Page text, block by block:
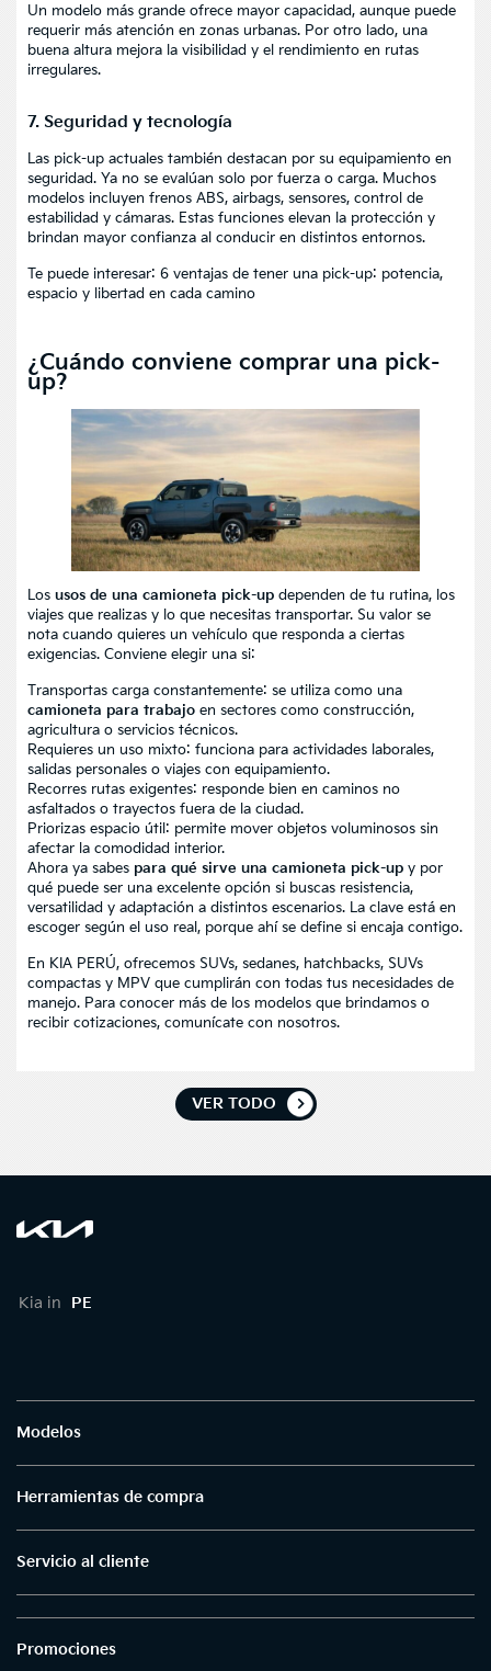
Un modelo más grande ofrece mayor capacidad, aunque puede
requerir más atención en zonas urbanas. Por otro lado, una
buena altura mejora la visibilidad y el rendimiento en rutas
irregulares.
7. Seguridad y tecnología
Las pick-up actuales también destacan por su equipamiento en
seguridad. Ya no se evalúan solo por fuerza o carga. Muchos
modelos incluyen frenos ABS, airbags, sensores, control de
estabilidad y cámaras. Estas funciones elevan la protección y
brindan mayor confianza al conducir en distintos entornos.
Te puede interesar: 6 ventajas de tener una pick-up: potencia,
espacio y libertad en cada camino
¿Cuándo conviene comprar una pick-
up?
Los usos de una camioneta pick-up dependen de tu rutina, los
viajes que realizas y lo que necesitas transportar. Su valor se
nota cuando quieres un vehículo que responda a ciertas
exigencias. Conviene elegir una si:
Transportas carga constantemente: se utiliza como una
camioneta para trabajo en sectores como construcción,
agricultura o servicios técnicos.
Requieres un uso mixto: funciona para actividades laborales,
salidas personales o viajes con equipamiento.
Recorres rutas exigentes: responde bien en caminos no
asfaltados o trayectos fuera de la ciudad.
Priorizas espacio útil: permite mover objetos voluminosos sin
afectar la comodidad interior.
Ahora ya sabes para qué sirve una camioneta pick-up y por
qué puede ser una excelente opción si buscas resistencia,
versatilidad y adaptación a distintos escenarios. La clave está en
escoger según el uso real, porque ahí se define si encaja contigo.
En KIA PERÚ, ofrecemos SUVs, sedanes, hatchbacks, SUVs
compactas y MPV que cumplirán con todas tus necesidades de
manejo. Para conocer más de los modelos que brindamos o
recibir cotizaciones, comunícate con nosotros.
VER TODO
Kia in PE
Modelos
Herramientas de compra
Servicio al cliente
Promociones